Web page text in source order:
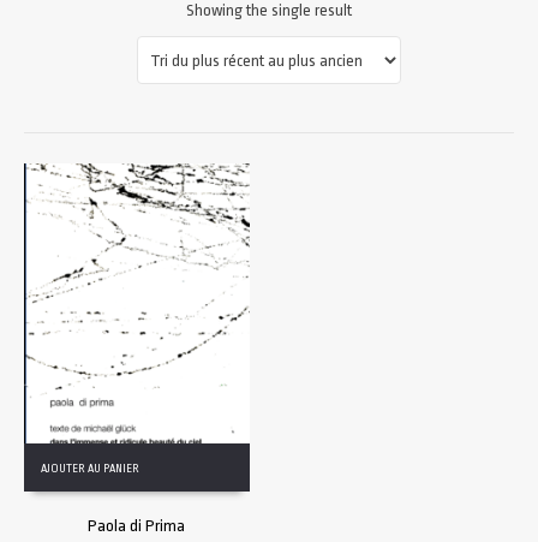
Showing the single result
AJOUTER AU PANIER
Paola di Prima